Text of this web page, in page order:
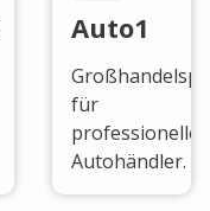
Auto1
für
professionelle
Autohändler.